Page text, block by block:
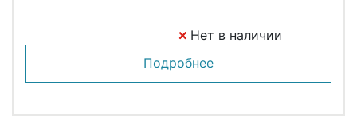
Нет в наличии
Подробнее